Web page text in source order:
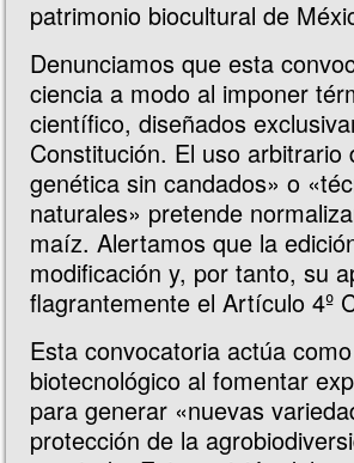
patrimonio biocultural de
Denunciamos que esta
ciencia a modo al imponer
científico, diseñados
Constitución. El uso
genética sin candados» o
naturales» pretende
maíz. Alertamos que la
modificación y, por tanto, su
flagrantemente el Artículo 4º
Esta convocatoria actúa
biotecnológico al fomentar
para generar «nuevas
protección de la